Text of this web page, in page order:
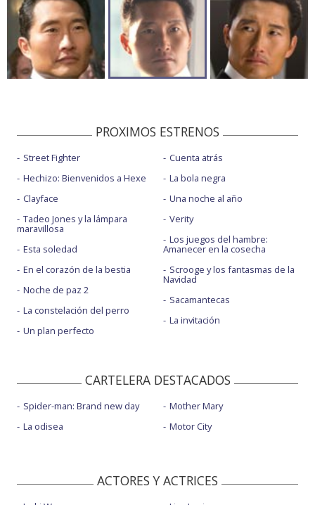
PROXIMOS ESTRENOS
Street Fighter
Hechizo: Bienvenidos a Hexe
Clayface
Tadeo Jones y la lámpara
maravillosa
Esta soledad
En el corazón de la bestia
Noche de paz 2
La constelación del perro
Un plan perfecto
Cuenta atrás
La bola negra
Una noche al año
Verity
Los juegos del hambre:
Amanecer en la cosecha
Scrooge y los fantasmas de la
Navidad
Sacamantecas
La invitación
CARTELERA DESTACADOS
Spider-man: Brand new day
La odisea
Mother Mary
Motor City
ACTORES Y ACTRICES